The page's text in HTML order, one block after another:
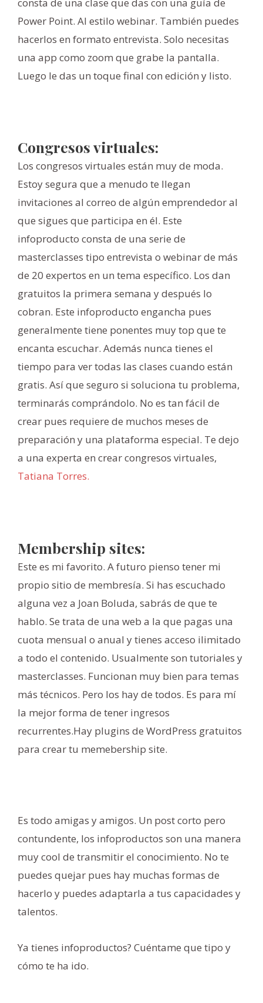
Power Point. Al estilo webinar. También puedes
hacerlos en formato entrevista. Solo necesitas
una app como zoom que grabe la pantalla.
Luego le das un toque final con edición y listo.
Congresos virtuales:
Los congresos virtuales están muy de moda.
Estoy segura que a menudo te llegan
invitaciones al correo de algún emprendedor al
que sigues que participa en él. Este
infoproducto consta de una serie de
masterclasses tipo entrevista o webinar de más
de 20 expertos en un tema específico. Los dan
gratuitos la primera semana y después lo
cobran. Este infoproducto engancha pues
generalmente tiene ponentes muy top que te
encanta escuchar. Además nunca tienes el
tiempo para ver todas las clases cuando están
gratis. Así que seguro si soluciona tu problema,
terminarás comprándolo. No es tan fácil de
crear pues requiere de muchos meses de
preparación y una plataforma especial. Te dejo
a una experta en crear congresos virtuales,
Tatiana Torres.
Membership sites:
Este es mi favorito. A futuro pienso tener mi
propio sitio de membresía. Si has escuchado
alguna vez a Joan Boluda, sabrás de que te
hablo. Se trata de una web a la que pagas una
cuota mensual o anual y tienes acceso ilimitado
a todo el contenido. Usualmente son tutoriales y
masterclasses. Funcionan muy bien para temas
más técnicos. Pero los hay de todos. Es para mí
la mejor forma de tener ingresos
recurrentes.Hay plugins de WordPress gratuitos
para crear tu memebership site.
Es todo amigas y amigos. Un post corto pero
contundente, los infoproductos son una manera
muy cool de transmitir el conocimiento. No te
puedes quejar pues hay muchas formas de
hacerlo y puedes adaptarla a tus capacidades y
talentos.
Ya tienes infoproductos? Cuéntame que tipo y
cómo te ha ido.